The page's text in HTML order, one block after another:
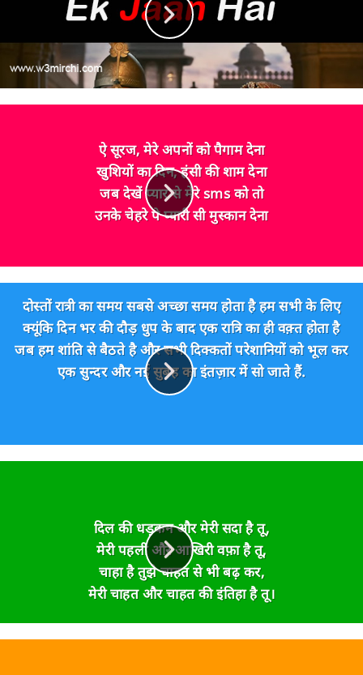
ऐ सूरज, मेरे अपनों को पैगाम देना
खुशियों का दिन, हंसी की शाम देना
जब देखें प्यार से मेरे sms को तो
उनके चेहरे पे प्यारी सी मुस्कान देना
दोस्तों रात्री का समय सबसे अच्छा समय होता है हम सभी के लिए
क्यूंकि दिन भर की दौड़ धुप के बाद एक रात्रि का ही वक़्त होता है
जब हम शांति से बैठते है और सभी दिक्कतों परेशानियों को भूल कर
एक सुन्दर और नई सुबह का इंतज़ार में सो जाते हैं.
दिल की धड़कन और मेरी सदा है तू,
मेरी पहली और आखिरी वफ़ा है तू,
चाहा है तुझे चाहत से भी बढ़ कर,
मेरी चाहत और चाहत की इंतिहा है तू।